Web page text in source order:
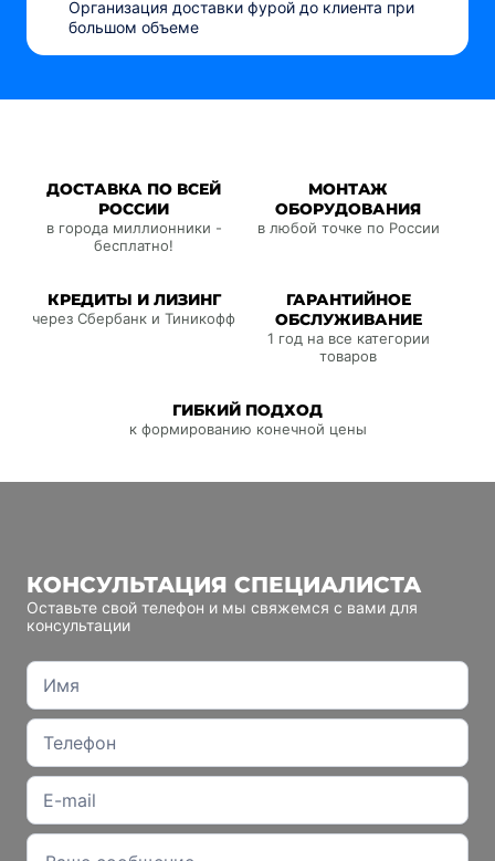
Организация доставки фурой до клиента при
большом объеме
ДОСТАВКА ПО ВСЕЙ
РОССИИ
в города миллионники -
бесплатно!
МОНТАЖ
ОБОРУДОВАНИЯ
в любой точке по России
КРЕДИТЫ И ЛИЗИНГ
через Сбербанк и Тиникофф
ГАРАНТИЙНОЕ
ОБСЛУЖИВАНИЕ
1 год на все категории
товаров
ГИБКИЙ ПОДХОД
к формированию конечной цены
КОНСУЛЬТАЦИЯ СПЕЦИАЛИСТА
Оставьте свой телефон и мы свяжемся с вами для
консультации